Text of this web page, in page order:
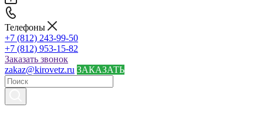
Телефоны
+7 (812) 243-99-50
+7 (812) 953-15-82
Заказать звонок
zakaz@kirovetz.ru ЗАКАЗАТЬ